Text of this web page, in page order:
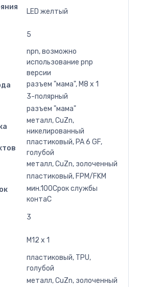
LED желтый
5
npn, возможно
использование pnp
версии
разъем "мама", M8 x 1
3-полярный
разъем "мама"
металл, CuZn,
никелированный
пластиковый, PA 6 GF,
голубой
металл, CuZn, золоченный
пластиковый, FPM/FKM
мин.100Срок службы
контаC
3
M12 x 1
пластиковый, TPU,
голубой
металл, CuZn, золоченный